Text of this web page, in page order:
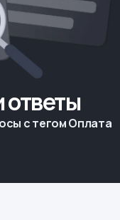
ответы
с тегом Оплата